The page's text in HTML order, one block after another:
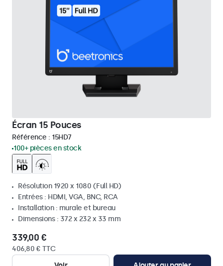
Écran 15 Pouces
Référence : 15HD7
100+ pièces en stock
Résolution 1920 x 1080 (Full HD)
Entrées : HDMI, VGA, BNC, RCA
Installation : murale et bureau
Dimensions : 372 x 232 x 33 mm
339,00 €
406,80 € TTC